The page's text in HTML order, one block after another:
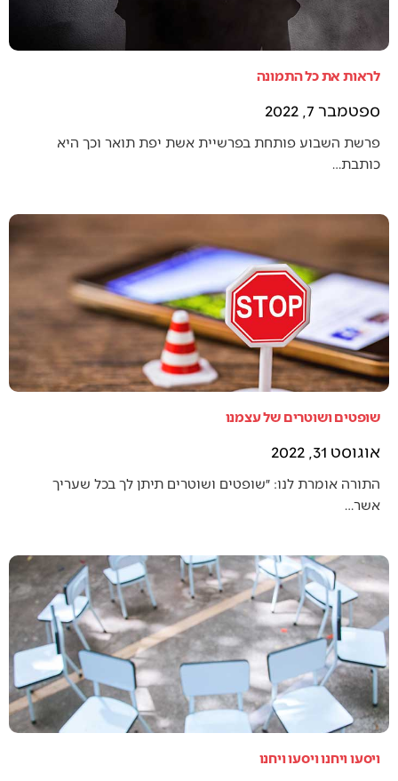
לראות את כל התמונה
ספטמבר 7, 2022
פרשת השבוע פותחת בפרשיית אשת יפת תואר וכך היא
כותבת…
שופטים ושוטרים של עצמנו
אוגוסט 31, 2022
התורה אומרת לנו: ״שופטים ושוטרים תיתן לך בכל שעריך
אשר…
ויסעו ויחנו ויסעו ויחנו